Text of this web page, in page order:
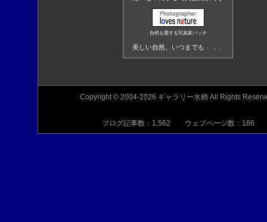
自然を愛する写真家バッチ
美しい自然、いつまでも．．．
Copyright © 2004-2026 ギャラリー水楢 All Rights
ブログ記事数：1,562 ウェブページ数：186